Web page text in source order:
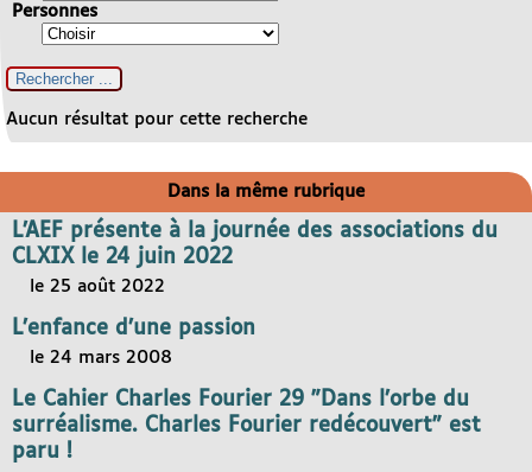
Personnes
Aucun résultat pour cette recherche
Dans la même rubrique
L’AEF présente à la journée des associations du
CLXIX le 24 juin 2022
le 25 août 2022
L’enfance d’une passion
le 24 mars 2008
Le Cahier Charles Fourier 29 "Dans l’orbe du
surréalisme. Charles Fourier redécouvert" est
paru !